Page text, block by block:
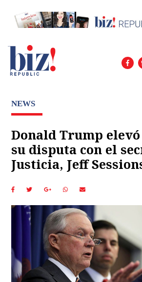
NEWS
Donald Trump
su disputa con el
Justicia, Jeff